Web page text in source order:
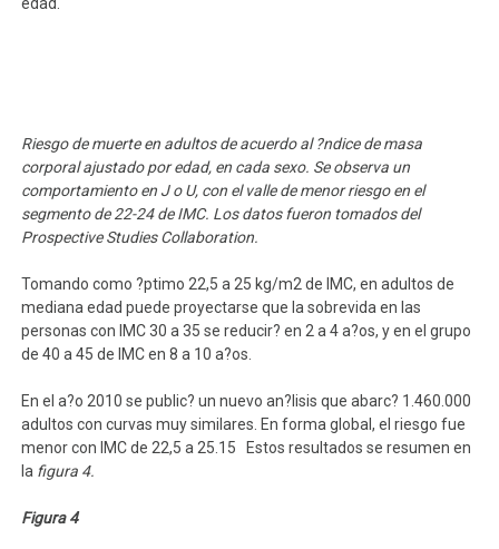
Riesgo de muerte en adultos de acuerdo al ?ndice de masa
corporal ajustado por edad, en cada sexo. Se observa un
comportamiento en J o U, con el valle de menor riesgo en el
segmento de 22-24 de IMC. Los datos fueron tomados del
Prospective Studies Collaboration.
Tomando como ?ptimo 22,5 a 25 kg/m2 de IMC, en adultos de
mediana edad puede proyectarse que la sobrevida en las
personas con IMC 30 a 35 se reducir? en 2 a 4 a?os, y en el grupo
de 40 a 45 de IMC en 8 a 10 a?os.
En el a?o 2010 se public? un nuevo an?lisis que abarc? 1.460.000
adultos con curvas muy similares. En forma global, el riesgo fue
menor con IMC de 22,5 a 25.15 Estos resultados se resumen en
la figura 4.
Figura 4